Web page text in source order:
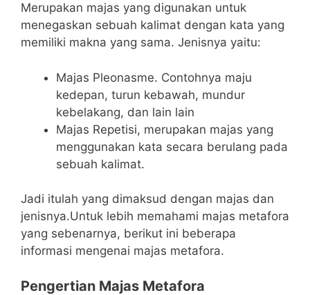
Merupakan majas yang digunakan untuk
menegaskan sebuah kalimat dengan kata yang
memiliki makna yang sama. Jenisnya yaitu:
Majas Pleonasme. Contohnya maju
kedepan, turun kebawah, mundur
kebelakang, dan lain lain
Majas Repetisi, merupakan majas yang
menggunakan kata secara berulang pada
sebuah kalimat.
Jadi itulah yang dimaksud dengan majas dan
jenisnya.Untuk lebih memahami majas metafora
yang sebenarnya, berikut ini beberapa
informasi mengenai majas metafora.
Pengertian Majas Metafora